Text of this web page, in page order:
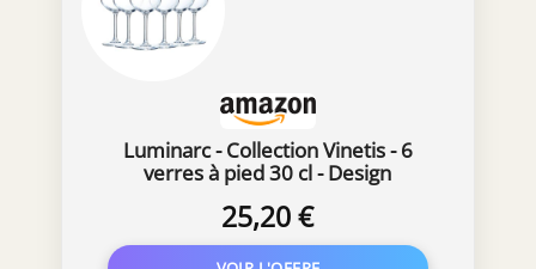
Luminarc - Collection Vinetis - 6
verres à pied 30 cl - Design
France - Emballage renforcé
25,20 €